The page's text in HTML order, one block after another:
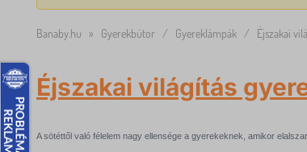
Banaby.hu » Gyerekbútor / Gyereklámpák / Éjszakai
Éjszakai világítás
A sötéttől való félelem nagy ellensége a gyerekeknek, amikor